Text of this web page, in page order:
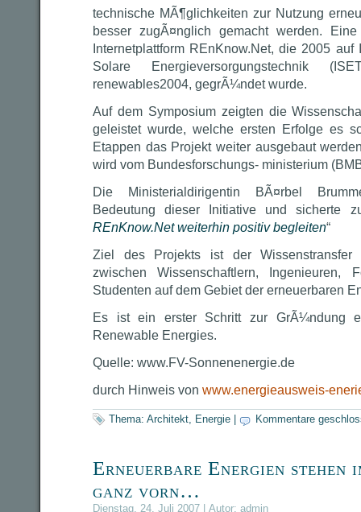
technische MÃ¶glichkeiten zur Nutzung
besser zugÃ¤nglich gemacht werden.
Internetplattform REnKnow.Net, die 2005
Solare Energieversorgungstechnik
renewables2004, gegrÃ¼ndet wurde.
Auf dem Symposium zeigten die
geleistet wurde, welche ersten Erfolge es
Etappen das Projekt weiter ausgebaut
wird vom Bundesforschungs- ministerium
Die Ministerialdirigentin BÃ¤rbel
Bedeutung dieser Initiative und sicherte
REnKnow.Net weiterhin positiv begleiten“
Ziel des Projekts ist der
zwischen Wissenschaftlern, Ingenieuren,
Studenten auf dem Gebiet der erneuerbaren
Es ist ein erster Schritt zur GrÃ¼ndung
Renewable Energies.
Quelle: www.FV-Sonnenenergie.de
durch Hinweis von www.energieausweis-
Thema: Architekt, Energie Kommentare
Erneuerbare Energien stehen
ganz vorn…
Dienstag, 24. Juli 2007 | Autor: admin